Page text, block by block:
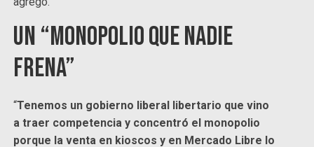
Un “monopolio que nadie
frena”
“Tenemos un gobierno liberal libertario que vino
a traer competencia y concentró el monopolio
porque la venta en kioscos y en Mercado Libre lo